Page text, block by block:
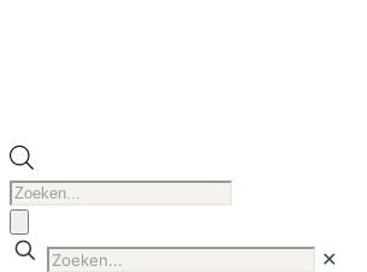
Producten
zoeken
✕